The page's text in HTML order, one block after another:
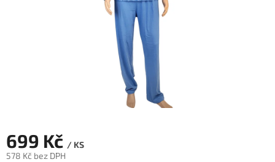
699 Kč / KS
578 Kč bez DPH